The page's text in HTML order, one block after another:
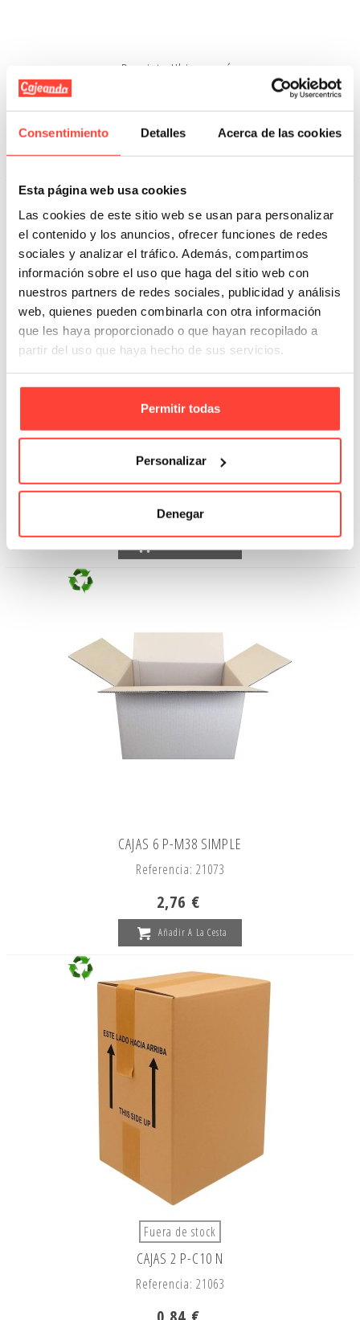
Consentimiento Detalles Acerca de las cookies
Esta página web usa cookies
Las cookies de este sitio web se usan para personalizar
el contenido y los anuncios, ofrecer funciones de redes
sociales y analizar el tráfico. Además, compartimos
información sobre el uso que haga del sitio web con
nuestros partners de redes sociales, publicidad y análisis
web, quienes pueden combinarla con otra información
que les haya proporcionado o que hayan recopilado a
partir del uso que haya hecho de sus servicios.
Permitir todas
Personalizar
Denegar
Precinto Ubis marrón
4,19 € 3,56 €
Añadir A La Cesta
Rollo de plástico con burbujas
Referencia: 4972
5,17 €
CAJAS 6 P-M38 SIMPLE
Referencia: 21073
2,76 €
Añadir A La Cesta
Fuera de stock
CAJAS 2 P-C10 N
Referencia: 21063